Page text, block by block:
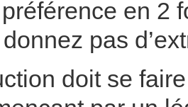
en 2
pas
doit se